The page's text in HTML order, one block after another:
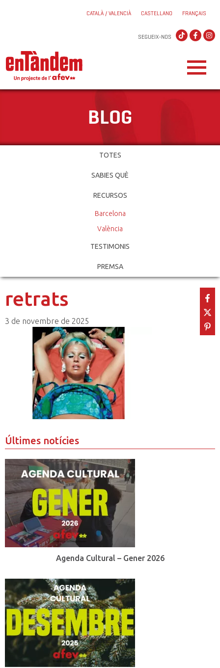
CATALÀ / VALENCIÀ CASTELLANO FRANÇAIS
SEGUEIX-NOS
BLOG
TOTES
SABIES QUÈ
RECURSOS
Barcelona
València
TESTIMONIS
PREMSA
retrats
3 de novembre de 2025
Últimes notícies
Agenda Cultural – Gener 2026